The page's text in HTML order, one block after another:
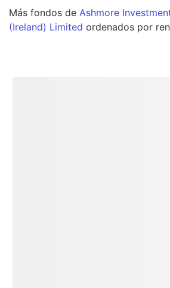
Más fondos de Ashmore
(Ireland) Limited ordenados por